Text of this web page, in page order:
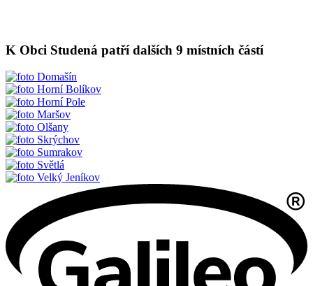
K Obci Studená patří dalších 9 místních částí
Domašín
Horní Bolíkov
Horní Pole
Maršov
Olšany
Skrýchov
Sumrakov
Světlá
Velký Jeníkov